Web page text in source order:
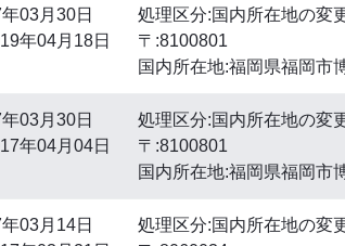
03月30日
年04月18日
処理区分:国内所在地の変
〒:8100801
国内所在地:福岡県福岡市
03月30日
年04月04日
処理区分:国内所在地の変
〒:8100801
国内所在地:福岡県福岡市
03月14日
処理区分:国内所在地の変